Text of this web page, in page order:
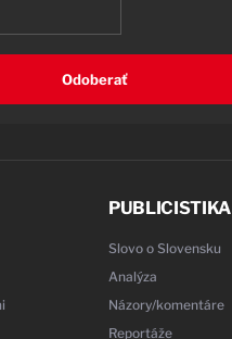
Odoberať
PUBLICISTIKA
Slovo o Slovensku
Analýza
Názory/komentáre
Reportáže